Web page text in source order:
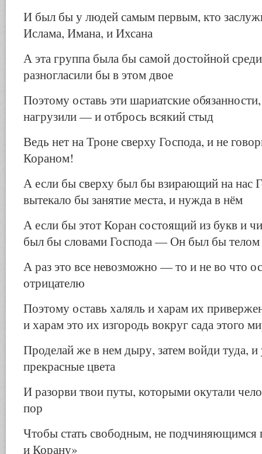
И был бы у людей самым первым, кто
Ислама, Имана, и Ихсана
А эта группа была бы самой достойной
разногласили бы в этом двое
Поэтому оставь эти шариатские
нагрузили — и отбрось всякий стыд
Ведь нет на Троне сверху Господа, и не
Кораном!
А если бы сверху был бы взирающий на нас
вытекало бы занятие места, и нужда в нём
А если бы этот Коран состоящий из букв и
был бы словами Господа — Он был бы телом
А раз это все невозможно — то и не во что
отрицателю
Поэтому оставь халяль и харам их
и харам это их изгородь вокруг сада этого
Проделай же в нем дыру, затем войди туда,
прекрасные цвета
И разорви твои путы, которыми окутали
пор
Чтобы стать свободным, не подчиняющимся
и Корану»